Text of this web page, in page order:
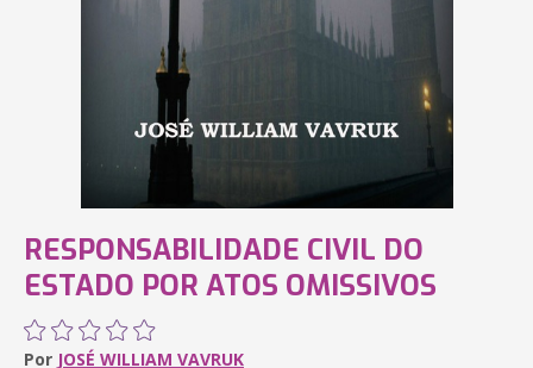
RESPONSABILIDADE CIVIL DO
ESTADO POR ATOS OMISSIVOS
Por JOSÉ WILLIAM VAVRUK